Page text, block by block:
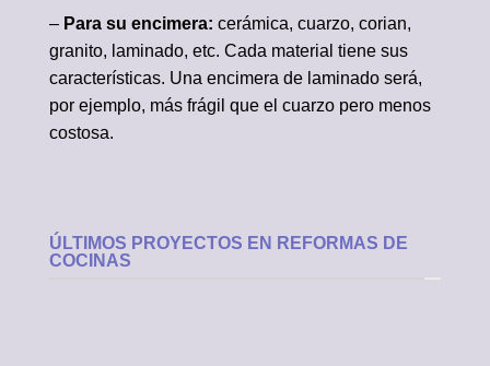
– Para su encimera: cerámica, cuarzo, corian,
granito, laminado, etc. Cada material tiene sus
características. Una encimera de laminado será,
por ejemplo, más frágil que el cuarzo pero menos
costosa.
ÚLTIMOS PROYECTOS EN REFORMAS DE
COCINAS